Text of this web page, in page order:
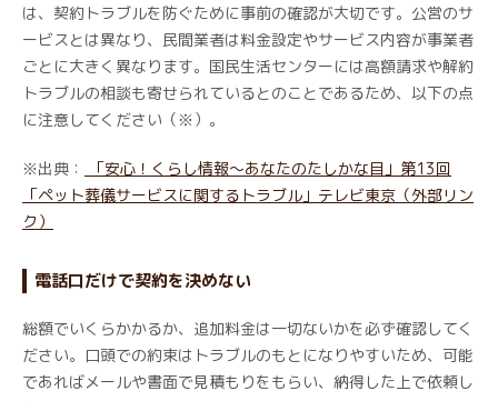
は、契約トラブルを防ぐために事前の確認が大切です。公営のサ
ービスとは異なり、民間業者は料金設定やサービス内容が事業者
ごとに大きく異なります。国民生活センターには高額請求や解約
トラブルの相談も寄せられているとのことであるため、以下の点
に注意してください（※）。
※出典：
「安心！くらし情報～あなたのたしかな目」第13回
「ペット葬儀サービスに関するトラブル」テレビ東京（外部リン
ク）
電話口だけで契約を決めない
総額でいくらかかるか、追加料金は一切ないかを必ず確認してく
ださい。口頭での約束はトラブルのもとになりやすいため、可能
であればメールや書面で見積もりをもらい、納得した上で依頼し